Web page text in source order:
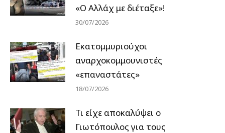
«Ο Αλλάχ με διέταξε»!
30/07/2026
Εκατομμυριούχοι
αναρχοκομμουνιστές
«επαναστάτες»
18/07/2026
Τι είχε αποκαλύψει ο
Γιωτόπουλος για τους